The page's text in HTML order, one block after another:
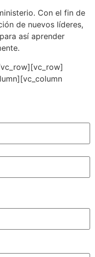
Con el fin de
de nuevos líderes,
así aprender